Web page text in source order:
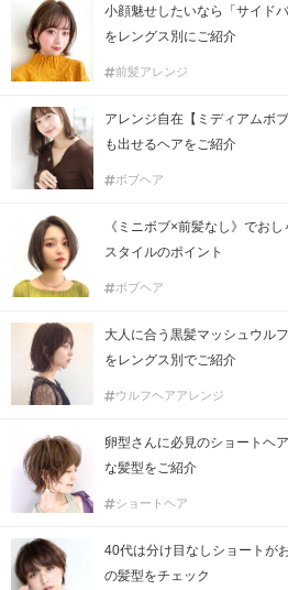
小顔魅せしたいなら「サイド
をレングス別にご紹介
前髪アレンジ
アレンジ自在【ミディアムボ
も出せるヘアをご紹介
ボブヘア
《ミニボブ×前髪なし》でお
スタイルのポイント
ボブヘア
大人に合う黒髪マッシュウル
をレングス別でご紹介
ウルフヘアアレンジ
卵型さんに必見のショートヘ
な髪型をご紹介
ショートヘア
40代は分け目なしショートが
の髪型をチェック